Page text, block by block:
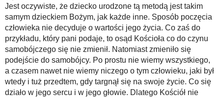
Jest oczywiste, że dziecko urodzone tą metodą jest takim
samym dzieckiem Bożym, jak każde inne. Sposób poczęcia
człowieka nie decyduje o wartości jego życia. Co zaś do
przykładu, który pani podaje, to osąd Kościoła co do czynu
samobójczego się nie zmienił. Natomiast zmieniło się
podejście do samobójcy. Po prostu nie wiemy wszystkiego,
a czasem nawet nie wiemy niczego o tym człowieku, jaki był
wtedy i tuż przedtem, gdy targnął się na swoje życie. Co się
działo w jego sercu i w jego głowie. Dlatego Kościół nie